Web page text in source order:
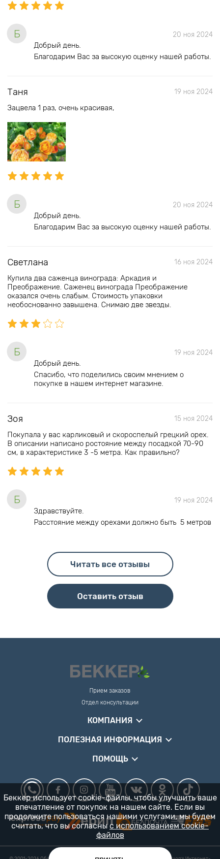
Б 20 ноя 2024
Добрый день.
Благодарим Вас за высокую оценку нашей работы.
Таня 19 ноя 2024
Зацвела 1 раз, очень красивая,
Б 20 ноя 2024
Добрый день.
Благодарим Вас за высокую оценку нашей работы.
Светлана 16 ноя 2024
Купила два саженца винограда: Аркадия и
Преображение. Саженец винограда Преображение
оказался очень слабым. Стоимость упаковки
необоснованно завышена. Снимаю две звезды.
Б 19 ноя 2024
Добрый день.
Спасибо, что поделились своим мнением о
покупке в нашем интернет магазине.
Зоя 15 ноя 2024
Покупала у вас карликовый и скороспелый грецкий орех.
В описании написано ростояние между посадкой 70-90
см, в характеристике 3 -5 метра. Как правильно?
Б 19 ноя 2024
Здравствуйте.
Расстояние между орехами должно быть 5 метров
Читать все отзывы
Оставить отзыв
Прием заказов
Отдел консультации
КОМПАНИЯ
ПОЛЕЗНАЯ ИНФОРМАЦИЯ
ПОМОЩЬ
Беккер использует cookie-файлы, чтобы улучшить ваше
впечатление от покупок на нашем сайте. Если вы
продолжите пользоваться нашими услугами, мы будем
считать, что вы согласны с использованием cookie-
файлов